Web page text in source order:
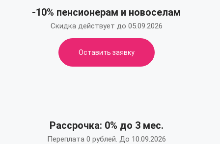
-10% пенсионерам и новоселам
Скидка действует до 05.09.2026
Оставить заявку
Рассрочка: 0% до 3 мес.
Переплата 0 рублей. До 10.09.2026